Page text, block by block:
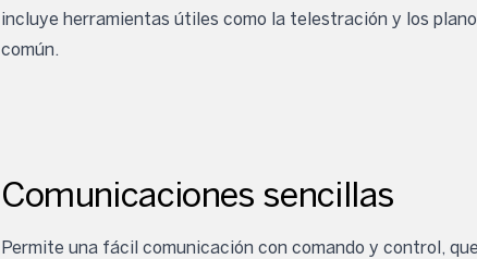
incluye herramientas útiles como la telestración y los
común.
Comunicaciones sencillas
Permite una fácil comunicación con comando y control,